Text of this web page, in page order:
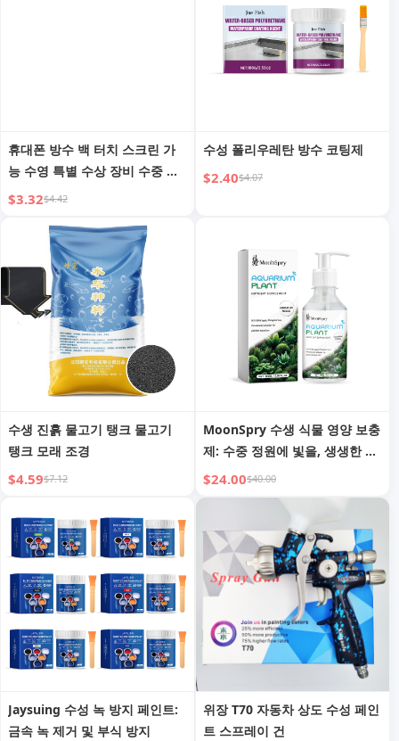
휴대폰 방수 백 터치 스크린 가
능 수영 특별 수상 장비 수중 촬
영 아티팩트 다이빙 랜야드 투명
$3.32$4.42
수성 폴리우레탄 방수 코팅제
$2.40$4.07
수생 진흙 물고기 탱크 물고기
탱크 모래 조경
$4.59$7.12
MoonSpry 수생 식물 영양 보충
제: 수중 정원에 빛을, 생생한 색
상 점화
$24.00$40.00
Jaysuing 수성 녹 방지 페인트:
금속 녹 제거 및 부식 방지
위장 T70 자동차 상도 수성 페인
트 스프레이 건